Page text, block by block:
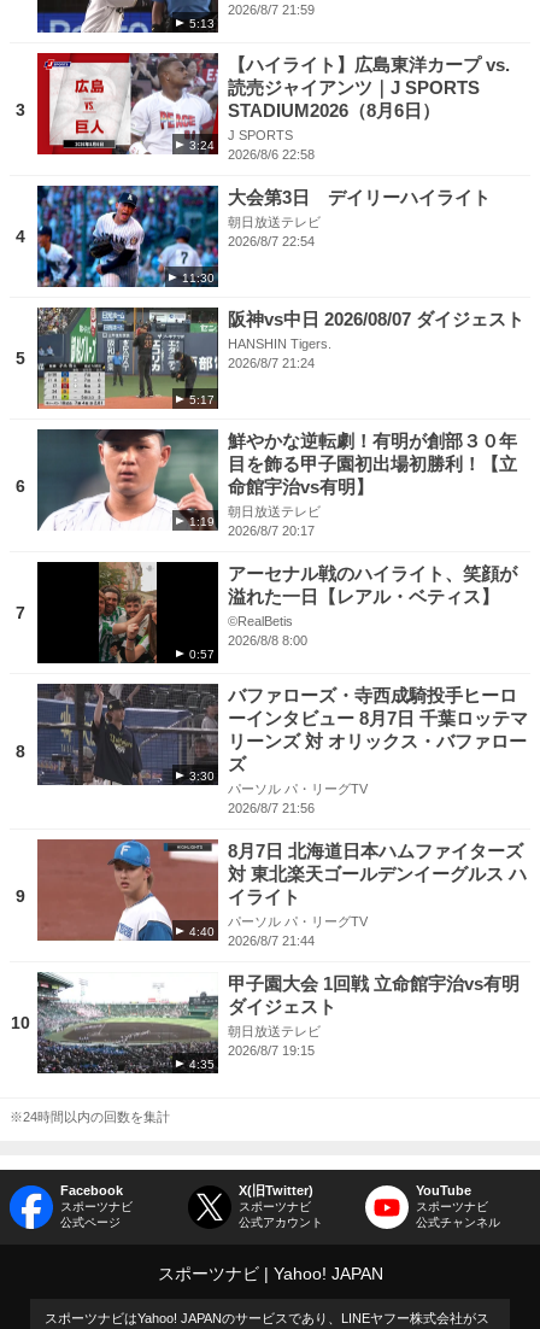
5:13
2026/8/7 21:59
3
3:24
【ハイライト】広島東洋カープ vs.
読売ジャイアンツ｜J SPORTS
STADIUM2026（8月6日）
J SPORTS
2026/8/6 22:58
4
11:30
大会第3日 デイリーハイライト
朝日放送テレビ
2026/8/7 22:54
5
5:17
阪神vs中日 2026/08/07 ダイジェスト
HANSHIN Tigers.
2026/8/7 21:24
6
1:19
鮮やかな逆転劇！有明が創部３０年
目を飾る甲子園初出場初勝利！【立
命館宇治vs有明】
朝日放送テレビ
2026/8/7 20:17
7
0:57
アーセナル戦のハイライト、笑顔が
溢れた一日【レアル・ベティス】
©RealBetis
2026/8/8 8:00
8
3:30
バファローズ・寺西成騎投手ヒーロ
ーインタビュー 8月7日 千葉ロッテマ
リーンズ 対 オリックス・バファロー
ズ
パーソル パ・リーグTV
2026/8/7 21:56
9
4:40
8月7日 北海道日本ハムファイターズ
対 東北楽天ゴールデンイーグルス ハ
イライト
パーソル パ・リーグTV
2026/8/7 21:44
10
4:35
甲子園大会 1回戦 立命館宇治vs有明
ダイジェスト
朝日放送テレビ
2026/8/7 19:15
※24時間以内の回数を集計
Facebook
スポーツナビ
公式ページ
X(旧Twitter)
スポーツナビ
公式アカウント
YouTube
スポーツナビ
公式チャンネル
スポーツナビ Yahoo! JAPAN
スポーツナビはYahoo! JAPANのサービスであり、LINEヤフー株式会社がス